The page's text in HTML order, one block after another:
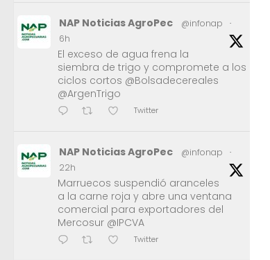
NAP Noticias AgroPec @infonap
·
6h
El exceso de agua frena la
siembra de trigo y compromete a los
ciclos cortos @Bolsadecereales
@ArgenTrigo
Twitter
NAP Noticias AgroPec @infonap
·
22h
Marruecos suspendió aranceles
a la carne roja y abre una ventana
comercial para exportadores del
Mercosur @IPCVA
Twitter